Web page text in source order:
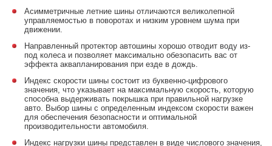
Асимметричные летние шины отличаются великолепной
управляемостью в поворотах и низким уровнем шума при
движении.
Направленный протектор автошины хорошо отводит воду из-
под колеса и позволяет максимально обезопасить вас от
эффекта аквапланирования при езде в дождь.
Индекс скорости шины состоит из буквенно-цифрового
значения, что указывает на максимальную скорость, которую
способна выдерживать покрышка при правильной нагрузке
авто. Выбор шины с определенным индексом скорости важен
для обеспечения безопасности и оптимальной
производительности автомобиля.
Индекс нагрузки шины представлен в виде числового значения,